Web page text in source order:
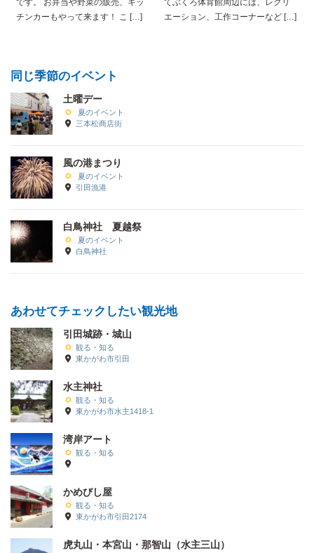
です。 お弁当や野菜の販売、キッ
チンカーもやって来ます！ こ […]
てぶくろ体育館周辺には、レクリ
エーション、工作コーナーなど […]
同じ季節のイベント
土曜デー
夏のイベント
三本松商店街
風の港まつり
夏のイベント
引田漁港
白鳥神社 夏越祭
夏のイベント
白鳥神社
あわせてチェックしたい観光地
引田城跡・城山
観る・知る
東かがわ市引田
水主神社
観る・知る
東かがわ市水主1418-1
湾岸アート
観る・知る
かめびし屋
観る・知る
東かがわ市引田2174
虎丸山・本宮山・那智山（水主三山）